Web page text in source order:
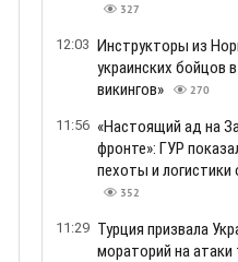
327
12:03 Инструкторы из
украинских бойцов
викингов»
270
11:56 «Настоящий ад на
фронте»: ГУР
пехоты и логистики
352
11:29 Турция призвала
мораторий на